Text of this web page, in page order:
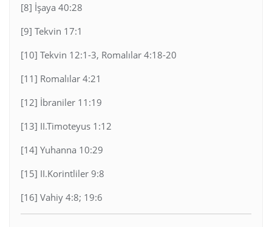
[8] İşaya 40:28
[9] Tekvin 17:1
[10] Tekvin 12:1-3, Romalılar 4:18-20
[11] Romalılar 4:21
[12] İbraniler 11:19
[13] II.Timoteyus 1:12
[14] Yuhanna 10:29
[15] II.Korintliler 9:8
[16] Vahiy 4:8; 19:6